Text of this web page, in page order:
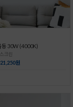
등 30W (4000K)
크린
원